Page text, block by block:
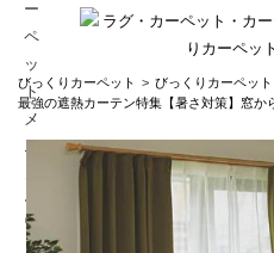
info
びっくりカーペット びっくりカーペッ
最強の遮熱カーテン特集【暑さ対策】窓か